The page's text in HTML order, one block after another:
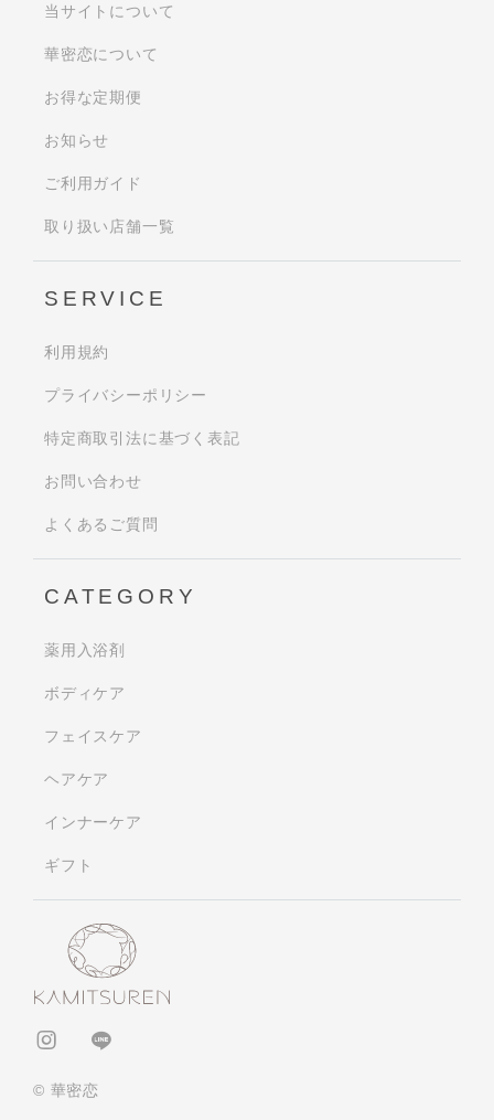
© 華密恋
当サイトについて
華密恋について
お得な定期便
お知らせ
ご利用ガイド
取り扱い店舗一覧
SERVICE
利用規約
プライバシーポリシー
特定商取引法に基づく表記
お問い合わせ
よくあるご質問
CATEGORY
薬用入浴剤
ボディケア
フェイスケア
ヘアケア
インナーケア
ギフト